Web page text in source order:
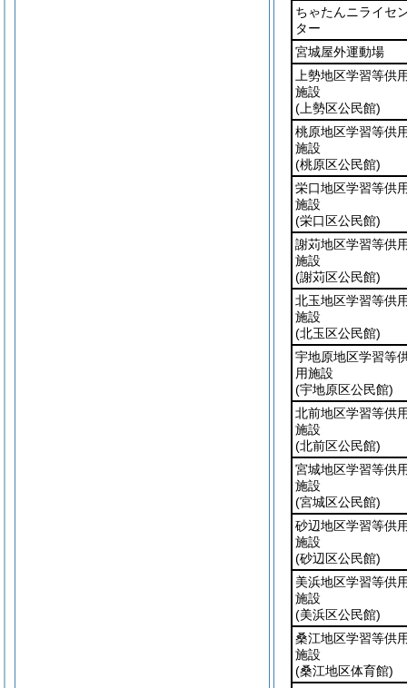
ちゃたんニライセ
ター
宮城屋外運動場
上勢地区学習等供
施設
(上勢区公民館)
桃原地区学習等供
施設
(桃原区公民館)
栄口地区学習等供
施設
(栄口区公民館)
謝苅地区学習等供
施設
(謝苅区公民館)
北玉地区学習等供
施設
(北玉区公民館)
宇地原地区学習等
用施設
(宇地原区公民館)
北前地区学習等供
施設
(北前区公民館)
宮城地区学習等供
施設
(宮城区公民館)
砂辺地区学習等供
施設
(砂辺区公民館)
美浜地区学習等供
施設
(美浜区公民館)
桑江地区学習等供
施設
(桑江地区体育館)